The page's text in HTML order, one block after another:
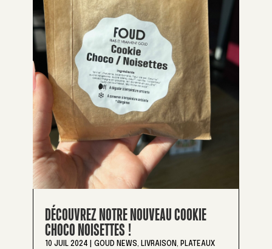
DÉCOUVREZ NOTRE NOUVEAU COOKIE
CHOCO NOISETTES !
10 JUIL 2024 GOUD NEWS, LIVRAISON, PLATEAUX